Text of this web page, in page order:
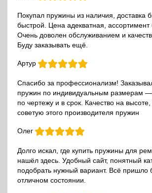
Покупал пружины из наличия, доставка
быстрой. Цена адекватная, ассортимент
Очень доволен обслуживанием и
Буду заказывать ещё.
Артур
Спасибо за профессионализм!
пружин по индивидуальным размерам —
по чертежу и в срок. Качество на
советую этого производителя пружин
Олег
Долго искал, где купить пружины для
нашёл здесь. Удобный сайт, понятный
подобрать нужный вариант. Всё пришло
отличном состоянии.